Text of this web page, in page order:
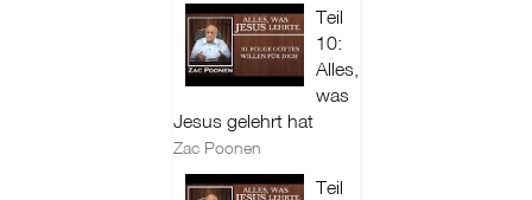
Teil
10:
Alles,
was
Jesus gelehrt hat
Zac Poonen
Teil